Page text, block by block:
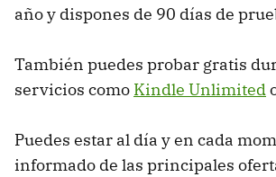
año y dispones de 90 días de
También puedes probar gratis
servicios como Kindle Unlimited
Puedes estar al día y en cada
informado de las principales